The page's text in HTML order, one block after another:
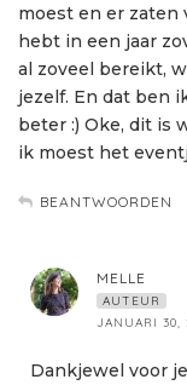
moest en er zaten
hebt in een jaar
al zoveel bereikt,
jezelf. En dat ben
beter :) Oke, dit is
ik moest het
BEANTWOORDEN
MELLE
AUTEUR
JANUARI 30,
Dankjewel voor